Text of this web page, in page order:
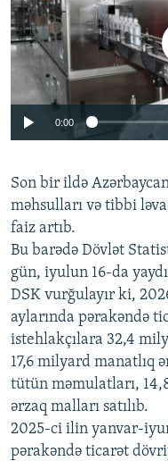
Auto 240p
720p
No media
0:00
Son bir ildə
məhsulları və tibbi
faiz artıb.
Bu barədə Dövlət
gün, iyulun 16-da
DSK vurğulayır ki,
aylarında pərakəndə
istehlakçılara 32,4
17,6 milyard manatlıq
tütün məmulatları,
ərzaq malları satılıb.
2025-ci ilin yanvar-
pərakəndə ticarət